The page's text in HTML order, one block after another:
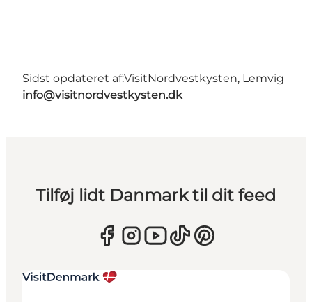
Sidst opdateret af:VisitNordvestkysten, Lemvig
info@visitnordvestkysten.dk
Tilføj lidt Danmark til dit feed